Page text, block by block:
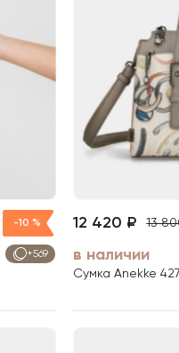
-10 %
+569
13
12 420 ₽
в наличии
Сумка Anekke